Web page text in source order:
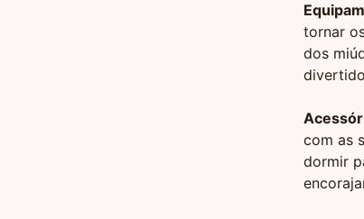
tornar
dos
com as
dormir